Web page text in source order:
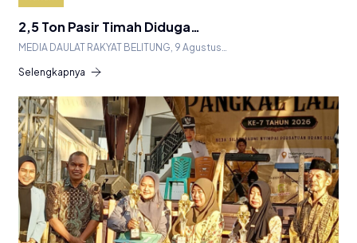
2,5 Ton Pasir Timah Diduga…
MEDIA DAULAT RAKYAT BELITUNG, 9 Agustus…
Selengkapnya